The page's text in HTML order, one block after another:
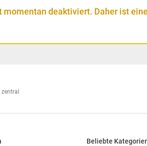
momentan deaktiviert. Daher ist
Beliebte